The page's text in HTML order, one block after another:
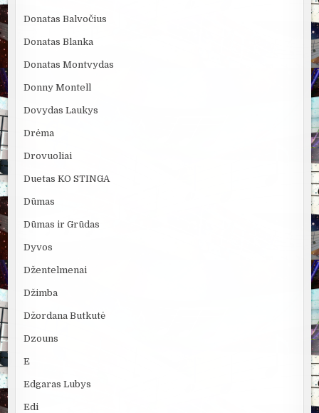
Donatas Balvočius
Donatas Blanka
Donatas Montvydas
Donny Montell
Dovydas Laukys
Drėma
Drovuoliai
Duetas KO STINGA
Dūmas
Dūmas ir Grūdas
Dyvos
Džentelmenai
Džimba
Džordana Butkutė
Dzouns
E
Edgaras Lubys
Edi